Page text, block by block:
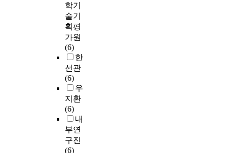
학기
술기
획평
가원
(6)
한
선관
(6)
우
지환
(6)
내
부연
구진
(6)